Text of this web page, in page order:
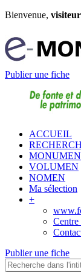
Bienvenue,
Publier une fiche
ACCUEIL
MONUMEN
VOLUMEN
NOMEN
Ma sélection
+
Centre
Publier une fiche